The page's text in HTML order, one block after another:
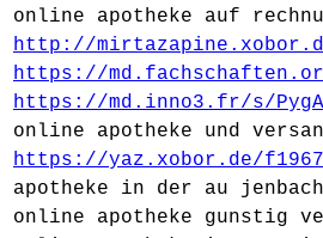
online apotheke auf
http://
https://
https://md.inno3.fr/s/
online apotheke und
https://yaz.xobor.de/
apotheke in der au jenbach
online apotheke gunstig